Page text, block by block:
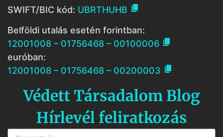
SWIFT/BIC kód: UBRTHUHB 
Belföldi utalás esetén forintban:
12001008 – 01756468 – 00100006 
euróban:
12001008 – 01756468 – 00200003 
Védett Társadalom Blog
Hírlevél feliratkozás